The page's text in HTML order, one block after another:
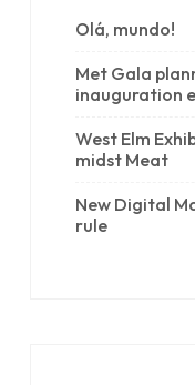
Olá, mundo!
Met Gala
inauguration
West Elm
midst Meat
New Digital
rule